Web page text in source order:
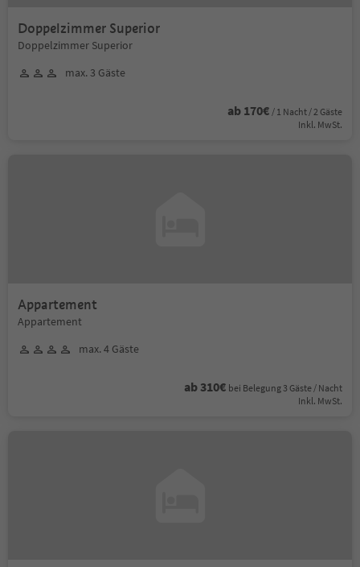
Doppelzimmer Superior
Doppelzimmer Superior
max. 3 Gäste
ab 170€ / 1 Nacht / 2 Gäste
Inkl. MwSt.
Appartement
Appartement
max. 4 Gäste
ab 310€ bei Belegung 3 Gäste / Nacht
Inkl. MwSt.